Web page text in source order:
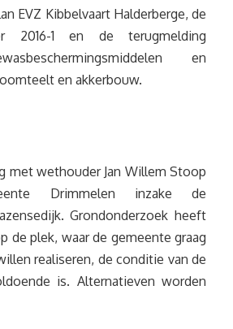
EVZ Kibbelvaart Halderberge, de
2016-1 en de terugmelding
en
en akkerbouw.
met wethouder Jan Willem Stoop
Drimmelen inzake de
Grondonderzoek heeft
de plek, waar de gemeente graag
realiseren, de conditie van de
is. Alternatieven worden